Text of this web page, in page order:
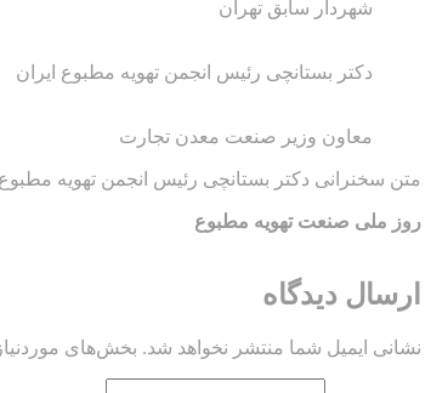
شهردار سابق تهران
دکتر بستانچی رئیس انجمن تهویه مطبوع ایران
معاون وزیر صنعت معدن تجارت
متن سخنرانی دکتر بستانچی رئیس انجمن تهویه
روز ملی صنعت تهویه مطبوع
ارسال دیدگاه
نشانی ایمیل شما منتشر نخواهد شد. بخش‌های